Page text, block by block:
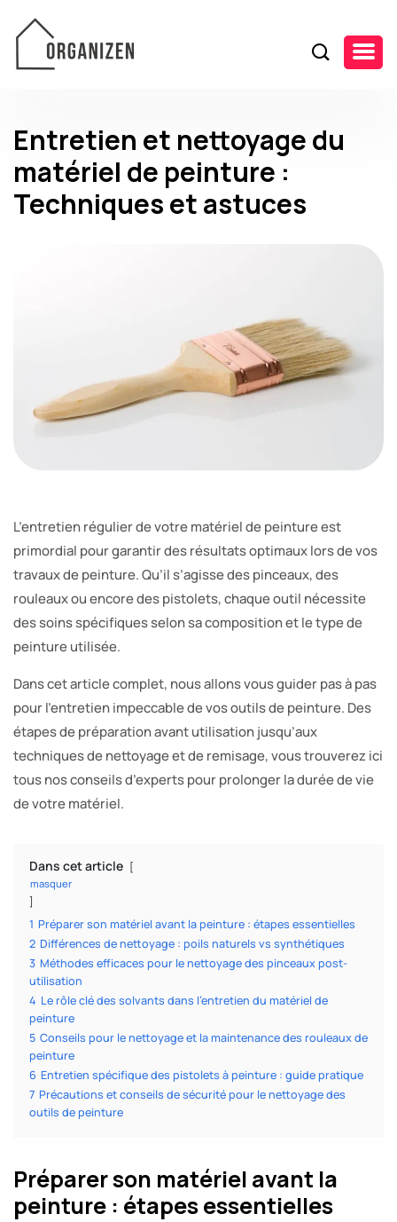
Entretien et nettoyage du
matériel de peinture :
Techniques et astuces
L’entretien régulier de votre matériel de peinture est
primordial pour garantir des résultats optimaux lors de vos
travaux de peinture. Qu’il s’agisse des pinceaux, des
rouleaux ou encore des pistolets, chaque outil nécessite
des soins spécifiques selon sa composition et le type de
peinture utilisée.
Dans cet article complet, nous allons vous guider pas à pas
pour l’entretien impeccable de vos outils de peinture. Des
étapes de préparation avant utilisation jusqu’aux
techniques de nettoyage et de remisage, vous trouverez ici
tous nos conseils d’experts pour prolonger la durée de vie
de votre matériel.
Dans cet article
masquer
1 Préparer son matériel avant la peinture : étapes essentielles
2 Différences de nettoyage : poils naturels vs synthétiques
3 Méthodes efficaces pour le nettoyage des pinceaux post-
utilisation
4 Le rôle clé des solvants dans l’entretien du matériel de
peinture
5 Conseils pour le nettoyage et la maintenance des rouleaux de
peinture
6 Entretien spécifique des pistolets à peinture : guide pratique
7 Précautions et conseils de sécurité pour le nettoyage des
outils de peinture
Préparer son matériel avant la
peinture : étapes essentielles